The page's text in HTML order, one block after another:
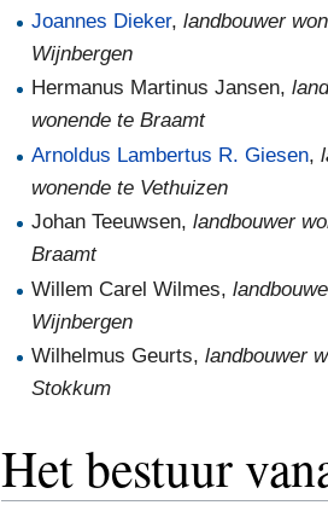
Joannes Dieker,landbouwer
Wijnbergen
Hermanus Martinus Jansen,
wonende te Braamt
Arnoldus Lambertus R. Giesen,
wonende te Vethuizen
Johan Teeuwsen,landbouwer
Braamt
Willem Carel Wilmes,
Wijnbergen
Wilhelmus Geurts,landbouwer
Stokkum
Het bestuur